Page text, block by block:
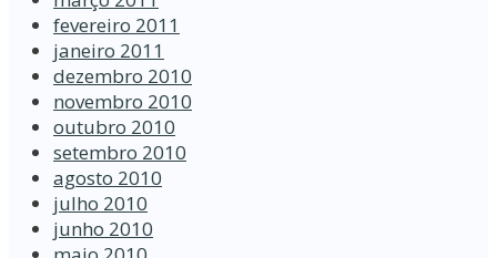
fevereiro 2011
janeiro 2011
dezembro 2010
novembro 2010
outubro 2010
setembro 2010
agosto 2010
julho 2010
junho 2010